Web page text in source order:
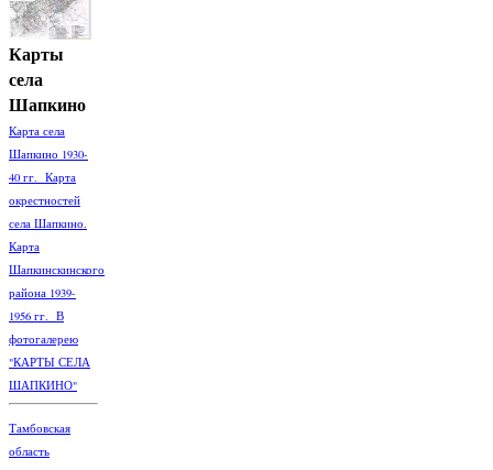
Карты
села
Шапкино
Карта села
Шапкино 1930-
40 гг. Карта
окрестностей
села Шапкино.
Карта
Шапкинскинского
района 1939-
1956 гг. В
фотогалерею
"КАРТЫ СЕЛА
ШАПКИНО"
Тамбовская
область